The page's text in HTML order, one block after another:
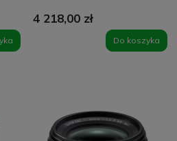
4 218,00 zł
Do koszyka